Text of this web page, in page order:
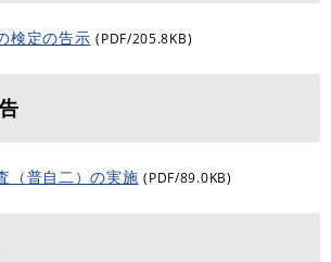
検定の告示 (PDF/205.8KB)
（普自二）の実施 (PDF/89.0KB)